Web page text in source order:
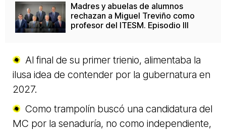
Madres y abuelas de alumnos
rechazan a Miguel Treviño como
profesor del ITESM. Episodio III
Al final de su primer trienio, alimentaba la
ilusa idea de contender por la gubernatura en
2027.
Como trampolín buscó una candidatura del
MC por la senaduría, no como independiente,